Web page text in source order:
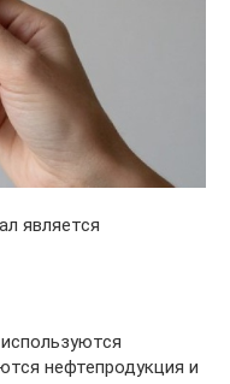
является
нефтепродукция и